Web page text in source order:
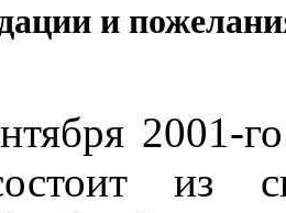
и
2001-
из